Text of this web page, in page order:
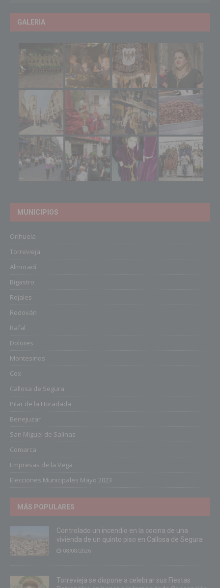
GALERIA
MUNICIPIOS
Orihuela
Torrevieja
Almoradí
Bigastro
Rojales
Redován
Rafal
Dolores
Montesinos
Cox
Callosa de Segura
Pilar de la Horadada
Benejuzar
San Miguel de Salinas
Comarca
Empresas de la Vega
Elecciones Municipales Mayo 2023
MÁS POPULARES
Controlado un incendio en la cocina de una
vivienda de un quinto piso en Callosa de Segura
08/08/2026
Torrevieja se dispone a celebrar sus Fiestas